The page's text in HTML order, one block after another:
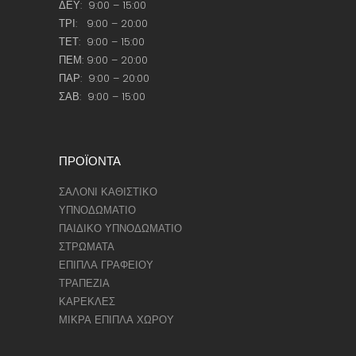
ΔΕΥ: 9:00 – 15:00
ΤΡΙ: 9:00 – 20:00
ΤΕΤ: 9:00 – 15:00
ΠΕΜ: 9:00 – 20:00
ΠΑΡ: 9:00 – 20:00
ΣΑΒ: 9:00 – 15:00
ΠΡΟΪΟΝΤΑ
ΣΑΛΟΝΙ ΚΑΘΙΣΤΙΚΟ
ΥΠΝΟΔΩΜΑΤΙΟ
ΠΑΙΔΙΚΟ ΥΠΝΟΔΩΜΑΤΙΟ
ΣΤΡΩΜΑΤΑ
ΕΠΙΠΛΑ ΓΡΑΦΕΙΟΥ
ΤΡΑΠΕΖΙΑ
ΚΑΡΕΚΛΕΣ
ΜΙΚΡΑ ΕΠΙΠΛΑ ΧΩΡΟΥ